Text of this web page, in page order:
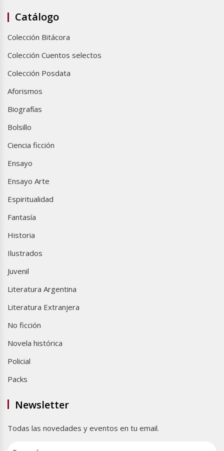
Catálogo
Colección Bitácora
Colección Cuentos selectos
Colección Posdata
Aforismos
Biografías
Bolsillo
Ciencia ficción
Ensayo
Ensayo Arte
Espiritualidad
Fantasía
Historia
Ilustrados
Juvenil
Literatura Argentina
Literatura Extranjera
No ficción
Novela histórica
Policial
Packs
Newsletter
Todas las novedades y eventos en tu email.